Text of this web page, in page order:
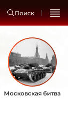
Поиск
Московская битва